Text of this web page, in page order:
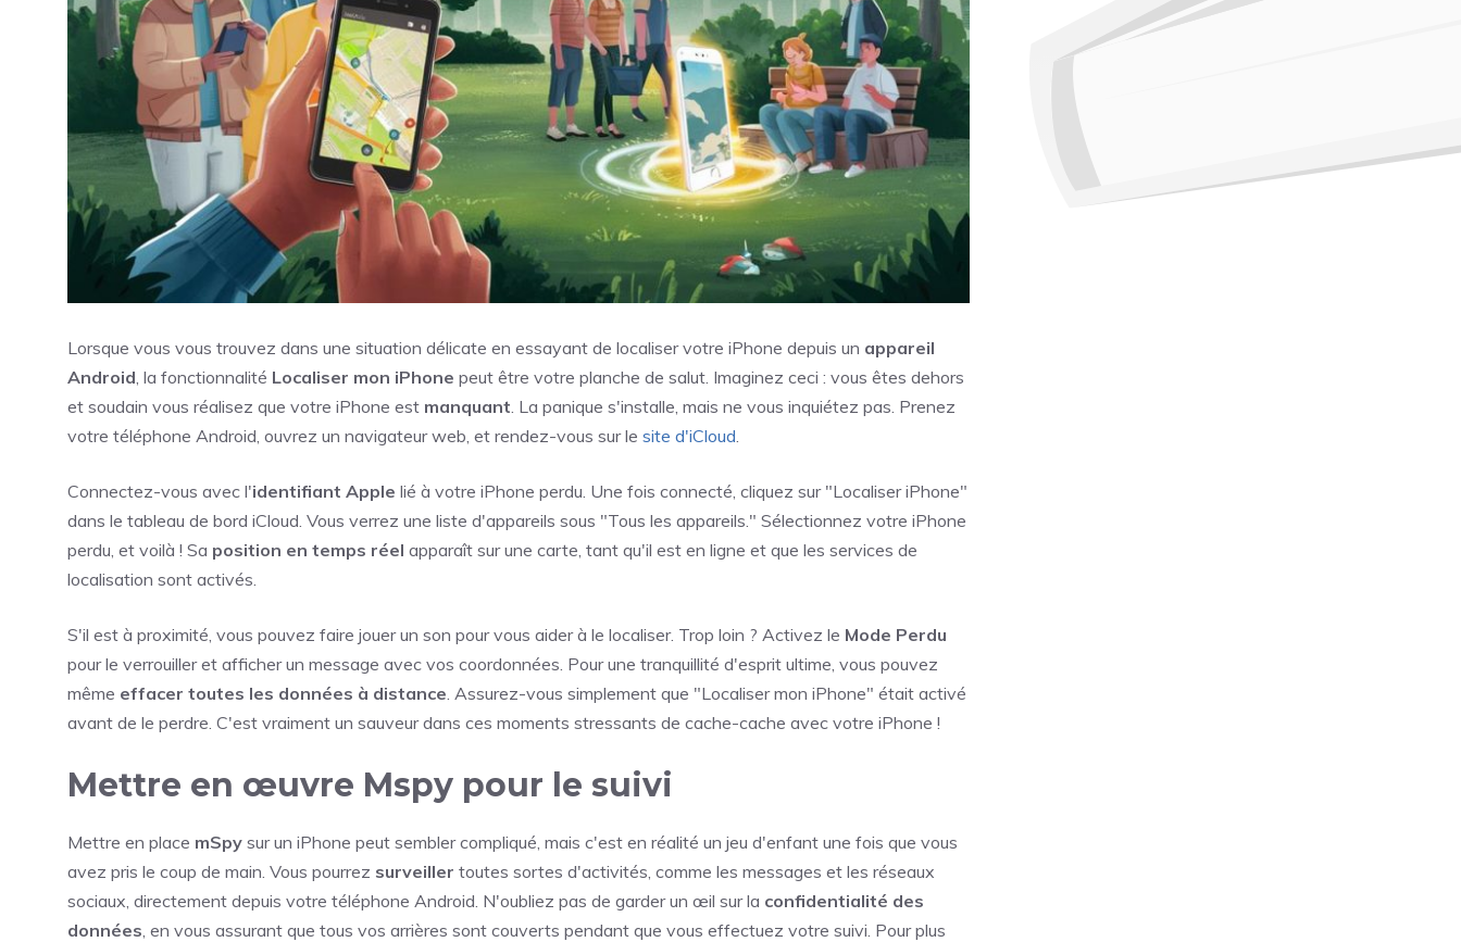
Lorsque vous vous trouvez dans une situation délicate en essayant de localiser votre iPhone depuis un appareil
Android, la fonctionnalité Localiser mon iPhone peut être votre planche de salut. Imaginez ceci : vous êtes dehors
et soudain vous réalisez que votre iPhone est manquant. La panique s'installe, mais ne vous inquiétez pas. Prenez
votre téléphone Android, ouvrez un navigateur web, et rendez-vous sur le site d'iCloud.
Connectez-vous avec l'identifiant Apple lié à votre iPhone perdu. Une fois connecté, cliquez sur "Localiser iPhone"
dans le tableau de bord iCloud. Vous verrez une liste d'appareils sous "Tous les appareils." Sélectionnez votre iPhone
perdu, et voilà ! Sa position en temps réel apparaît sur une carte, tant qu'il est en ligne et que les services de
localisation sont activés.
S'il est à proximité, vous pouvez faire jouer un son pour vous aider à le localiser. Trop loin ? Activez le Mode Perdu
pour le verrouiller et afficher un message avec vos coordonnées. Pour une tranquillité d'esprit ultime, vous pouvez
même effacer toutes les données à distance. Assurez-vous simplement que "Localiser mon iPhone" était activé
avant de le perdre. C'est vraiment un sauveur dans ces moments stressants de cache-cache avec votre iPhone !
Mettre en œuvre Mspy pour le suivi
Mettre en place mSpy sur un iPhone peut sembler compliqué, mais c'est en réalité un jeu d'enfant une fois que vous
avez pris le coup de main. Vous pourrez surveiller toutes sortes d'activités, comme les messages et les réseaux
sociaux, directement depuis votre téléphone Android. N'oubliez pas de garder un œil sur la confidentialité des
données, en vous assurant que tous vos arrières sont couverts pendant que vous effectuez votre suivi. Pour plus